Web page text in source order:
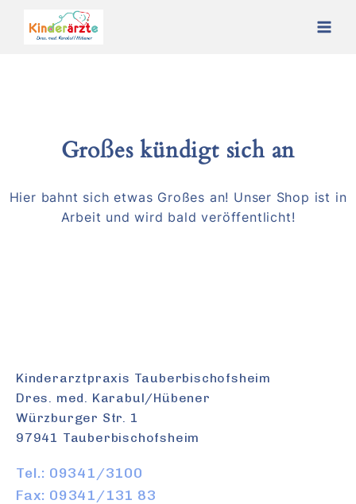
Großes kündigt sich an
Hier bahnt sich etwas Großes an! Unser Shop ist in
Arbeit und wird bald veröffentlicht!
Kinderarztpraxis Tauberbischofsheim
Dres. med. Karabul/Hübener
Würzburger Str. 1
97941 Tauberbischofsheim
Tel.: 09341/3100
Fax: 09341/131 83